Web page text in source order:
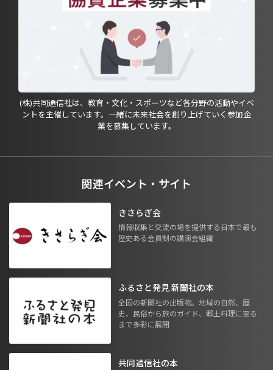
(株)共同通信社は、教育・文化・スポーツなど各分野の活動やイベ
ントを主催しています。一緒に未来社会を創り上げていく参加企
業を募集しています。
関連イベント・サイト
きさらぎ会
情報収集と交流の場を提供する日本で最も
歴史ある会員制の講演会組織
ふるさと発見 新聞社の本
全国の新聞社の出版物。地域の自然、歴
史、民俗から旅のガイド、郷土料理に至る
まで多彩に展開
共同通信社の本